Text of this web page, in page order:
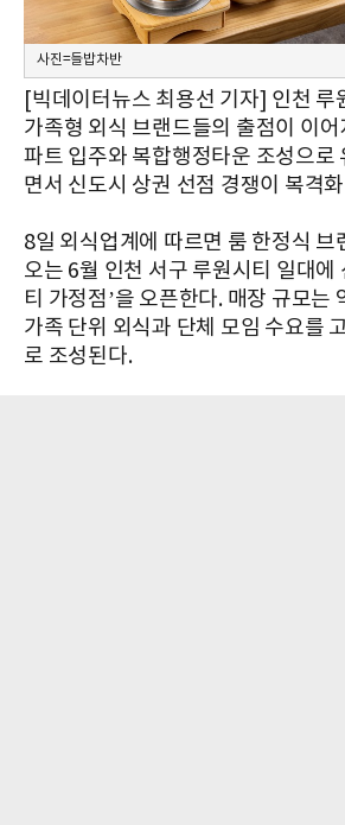
사진=들밥차반
[빅데이터뉴스 최용선 기자] 인천 루
가족형 외식 브랜드들의 출점이 이
파트 입주와 복합행정타운 조성으로
면서 신도시 상권 선점 경쟁이 복격
8일 외식업계에 따르면 룸 한정식 브
오는 6월 인천 서구 루원시티 일대에
티 가정점’을 오픈한다. 매장 규모는
가족 단위 외식과 단체 모임 수요를
로 조성된다.